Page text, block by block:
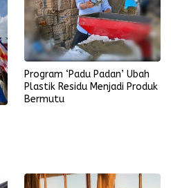
Program ‘Padu Padan’ Ubah
Plastik Residu Menjadi Produk
Bermutu